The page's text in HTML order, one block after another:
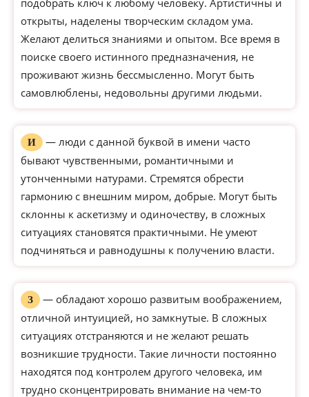
подобрать ключ к любому человеку. Артистичны и
открыты, наделены творческим складом ума.
Желают делиться знаниями и опытом. Все время в
поиске своего истинного предназначения, не
проживают жизнь бессмысленно. Могут быть
самовлюблены, недовольны другими людьми.
И
— люди с данной буквой в имени часто
бывают чувственными, романтичными и
утонченными натурами. Стремятся обрести
гармонию с внешним миром, добрые. Могут быть
склонны к аскетизму и одиночеству, в сложных
ситуациях становятся практичными. Не умеют
подчиняться и равнодушны к получению власти.
З
— обладают хорошо развитым воображением,
отличной интуицией, но замкнутые. В сложных
ситуациях отстраняются и не желают решать
возникшие трудности. Такие личности постоянно
находятся под контролем другого человека, им
трудно сконцентрировать внимание на чем-то